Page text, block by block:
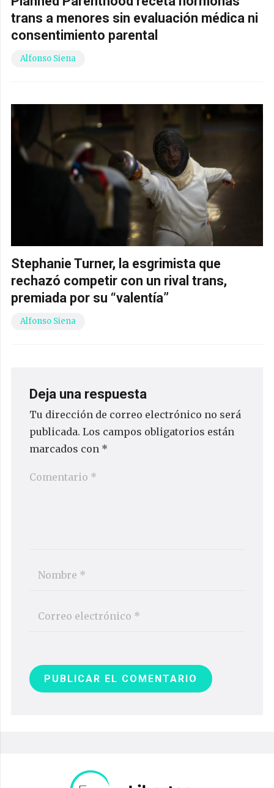
trans a menores sin evaluación médica ni
consentimiento parental
Alfonso Siena
Stephanie Turner, la esgrimista que
rechazó competir con un rival trans,
premiada por su “valentía”
Alfonso Siena
Deja una respuesta
Tu dirección de correo electrónico no será
publicada. Los campos obligatorios están
marcados con *
PUBLICAR EL COMENTARIO